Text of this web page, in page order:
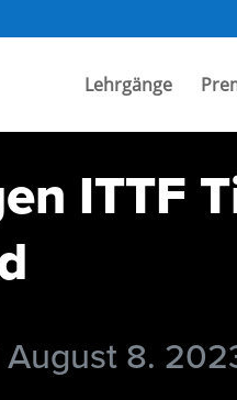
Lehrgänge
ITTF
8.